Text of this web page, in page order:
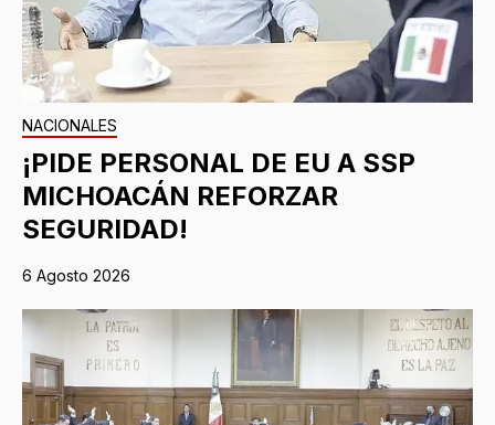
NACIONALES
¡PIDE PERSONAL DE EU A SSP
MICHOACÁN REFORZAR
SEGURIDAD!
6 Agosto 2026